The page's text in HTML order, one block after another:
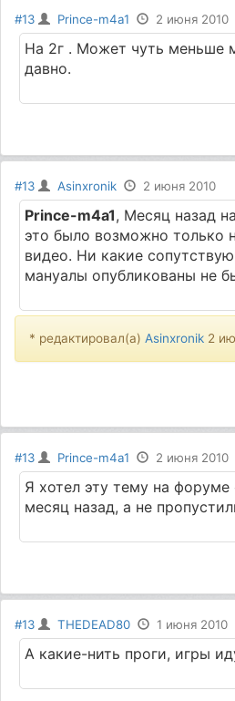
#13 Prince-m4a1 2 июня 2010
На 2г . Может чуть меньше
давно.
#13 Asinxronik 2 июня 2010
Prince-m4a1, Месяц назад
это было возможно только
видео. Ни какие
мануалы опубликованы не
* редактировал(а)Asinxronik 2
#13 Prince-m4a1 2 июня 2010
Я хотел эту тему на форуме
месяц назад, а не
#13 THEDEAD80 1 июня 2010
А какие-нить проги, игры